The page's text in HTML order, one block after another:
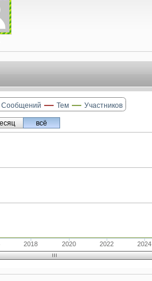
2018 2020 2022 2024
Сообщений Тем Участников
всё